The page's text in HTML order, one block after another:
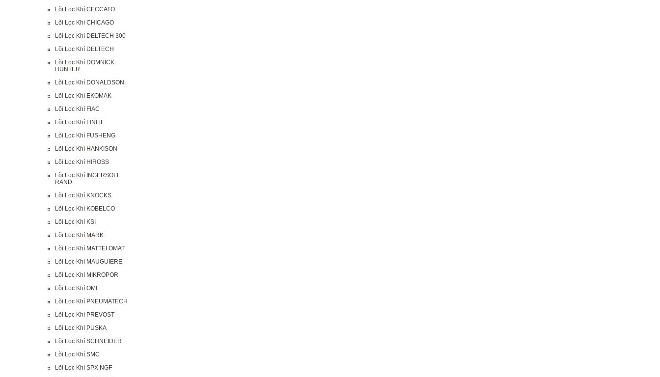
Lõi Lọc Khí CECCATO
Lõi Lọc Khí CHICAGO
Lõi Lọc Khí DELTECH 300
Lõi Lọc Khí DELTECH
Lõi Lọc Khí DOMNICK
HUNTER
Lõi Lọc Khí DONALDSON
Lõi Lọc Khí EKOMAK
Lõi Lọc Khí FIAC
Lõi Lọc Khí FINITE
Lõi Lọc Khí FUSHENG
Lõi Lọc Khí HANKISON
Lõi Lọc Khí HIROSS
Lõi Lọc Khí INGERSOLL
RAND
Lõi Lọc Khí KNOCKS
Lõi Lọc Khí KOBELCO
Lõi Lọc Khí KSI
Lõi Lọc Khí MARK
Lõi Lọc Khí MATTEI OMAT
Lõi Lọc Khí MAUGUIERE
Lõi Lọc Khí MIKROPOR
Lõi Lọc Khí OMI
Lõi Lọc Khí PNEUMATECH
Lõi Lọc Khí PREVOST
Lõi Lọc Khí PUSKA
Lõi Lọc Khí SCHNEIDER
Lõi Lọc Khí SMC
Lõi Lọc Khí SPX NGF